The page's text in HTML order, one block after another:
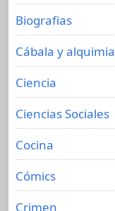
Biografias
Cábala y alquimia
Ciencia
Ciencias Sociales
Cocina
Cómics
Crimen